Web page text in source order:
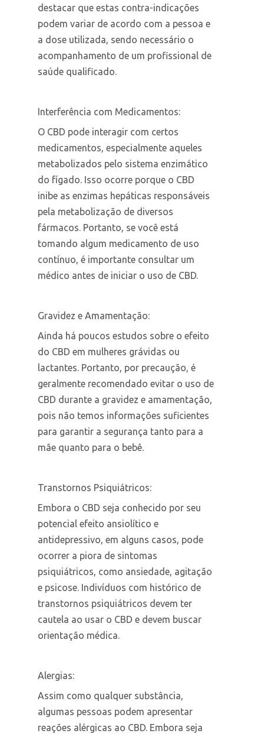
destacar que estas contra-indicações
podem variar de acordo com a pessoa e
a dose utilizada, sendo necessário o
acompanhamento de um profissional de
saúde qualificado.
Interferência com Medicamentos:
O CBD pode interagir com certos
medicamentos, especialmente aqueles
metabolizados pelo sistema enzimático
do fígado. Isso ocorre porque o CBD
inibe as enzimas hepáticas responsáveis
pela metabolização de diversos
fármacos. Portanto, se você está
tomando algum medicamento de uso
contínuo, é importante consultar um
médico antes de iniciar o uso de CBD.
Gravidez e Amamentação:
Ainda há poucos estudos sobre o efeito
do CBD em mulheres grávidas ou
lactantes. Portanto, por precaução, é
geralmente recomendado evitar o uso de
CBD durante a gravidez e amamentação,
pois não temos informações suficientes
para garantir a segurança tanto para a
mãe quanto para o bebê.
Transtornos Psiquiátricos:
Embora o CBD seja conhecido por seu
potencial efeito ansiolítico e
antidepressivo, em alguns casos, pode
ocorrer a piora de sintomas
psiquiátricos, como ansiedade, agitação
e psicose. Indivíduos com histórico de
transtornos psiquiátricos devem ter
cautela ao usar o CBD e devem buscar
orientação médica.
Alergias:
Assim como qualquer substância,
algumas pessoas podem apresentar
reações alérgicas ao CBD. Embora seja